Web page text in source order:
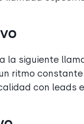
la siguiente
ritmo
con leads